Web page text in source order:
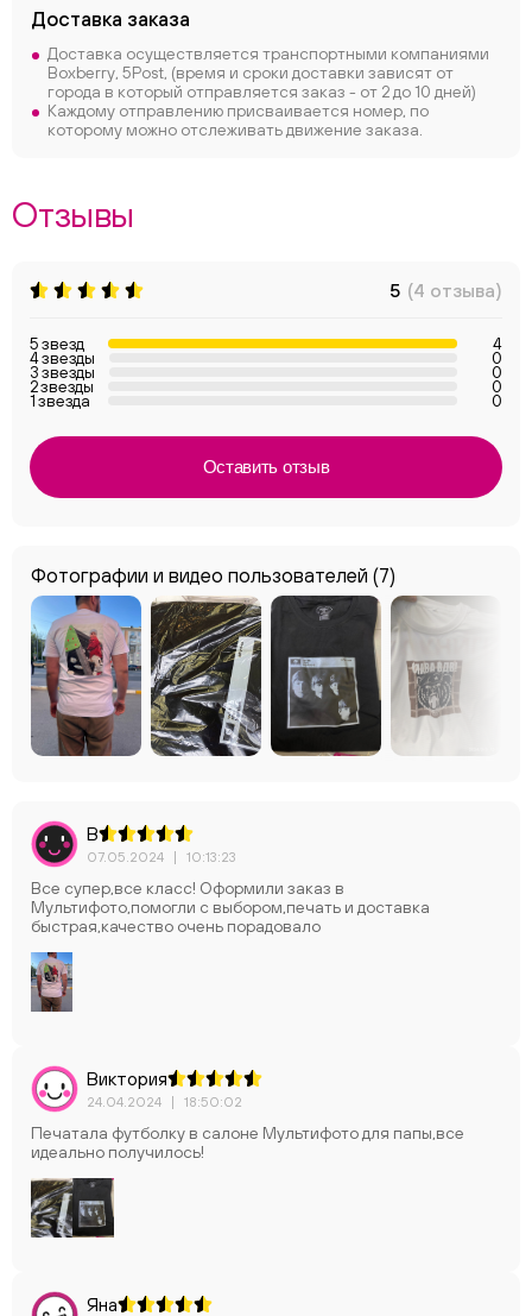
Доставка заказа
Доставка осуществляется транспортными компаниями
Boxberry, 5Post, (время и сроки доставки зависят от
города в который отправляется заказ - от 2 до 10 дней)
Каждому отправлению присваивается номер, по
которому можно отслеживать движение заказа.
Отзывы
Фотографии и видео пользователей (7)
5 (4 отзыва)
5 звезд 4
4 звезды 0
3 звезды 0
2 звезды 0
1 звезда 0
Оставить отзыв
В
07.05.2024 | 10:13:23
Все супер,все класс! Оформили заказ в
Мультифото,помогли с выбором,печать и доставка
быстрая,качество очень порадовало
Виктория
24.04.2024 | 18:50:02
Печатала футболку в салоне Мультифото для папы,все
идеально получилось!
Яна